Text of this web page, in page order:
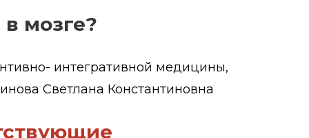
мозге?
интегративной медицины,
Светлана Константиновна